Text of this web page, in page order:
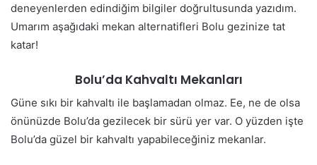
deneyenlerden edindiğim bilgiler doğrultusunda yazıdım.
Umarım aşağıdaki mekan alternatifleri Bolu gezinize tat
katar!
Bolu’da Kahvaltı Mekanları
Güne sıkı bir kahvaltı ile başlamadan olmaz. Ee, ne de olsa
önünüzde Bolu’da gezilecek bir sürü yer var. O yüzden işte
Bolu’da güzel bir kahvaltı yapabileceğiniz mekanlar.